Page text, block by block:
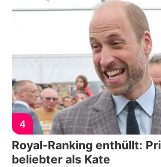
4
Royal-Ranking enthüllt:
beliebter als Kate